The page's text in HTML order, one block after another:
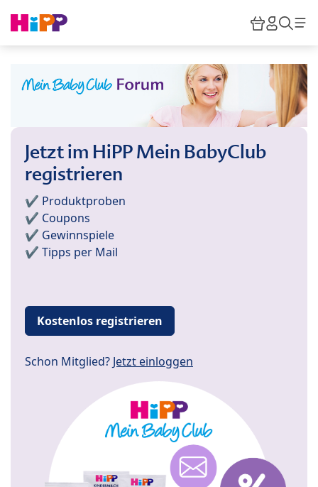
HiPP
Jetzt im HiPP Mein BabyClub
registrieren
✔️ Produktproben
✔️ Coupons
✔️ Gewinnspiele
✔️ Tipps per Mail
Kostenlos registrieren
Schon Mitglied? Jetzt einloggen